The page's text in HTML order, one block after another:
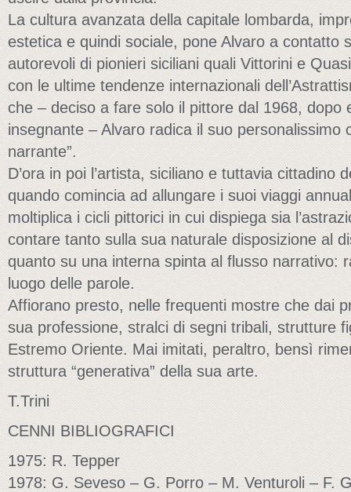
La cultura avanzata della capitale lombarda,
estetica e quindi sociale, pone Alvaro a contatto
autorevoli di pionieri siciliani quali Vittorini e
con le ultime tendenze internazionali
che – deciso a fare solo il pittore dal 1968, dopo
insegnante – Alvaro radica il suo personalissimo
narrante”.
D’ora in poi l’artista, siciliano e tuttavia cittadino
quando comincia ad allungare i suoi viaggi
moltiplica i cicli pittorici in cui dispiega sia
contare tanto sulla sua naturale disposizione al
quanto su una interna spinta al flusso narrativo:
luogo delle parole.
Affiorano presto, nelle frequenti mostre che dai
sua professione, stralci di segni tribali, strutture
Estremo Oriente. Mai imitati, peraltro, bensì
struttura “generativa” della sua arte.
T.Trini
CENNI BIBLIOGRAFICI
1975: R. Tepper
1978: G. Seveso – G. Porro – M. Venturoli – F.